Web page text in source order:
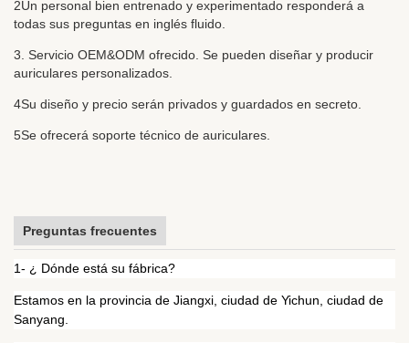
2Un personal bien entrenado y experimentado responderá a
todas sus preguntas en inglés fluido.
3. Servicio OEM&ODM ofrecido. Se pueden diseñar y producir
auriculares personalizados.
4Su diseño y precio serán privados y guardados en secreto.
5Se ofrecerá soporte técnico de auriculares.
Preguntas frecuentes
1- ¿ Dónde está su fábrica?
Estamos en la provincia de Jiangxi, ciudad de Yichun, ciudad de
Sanyang.